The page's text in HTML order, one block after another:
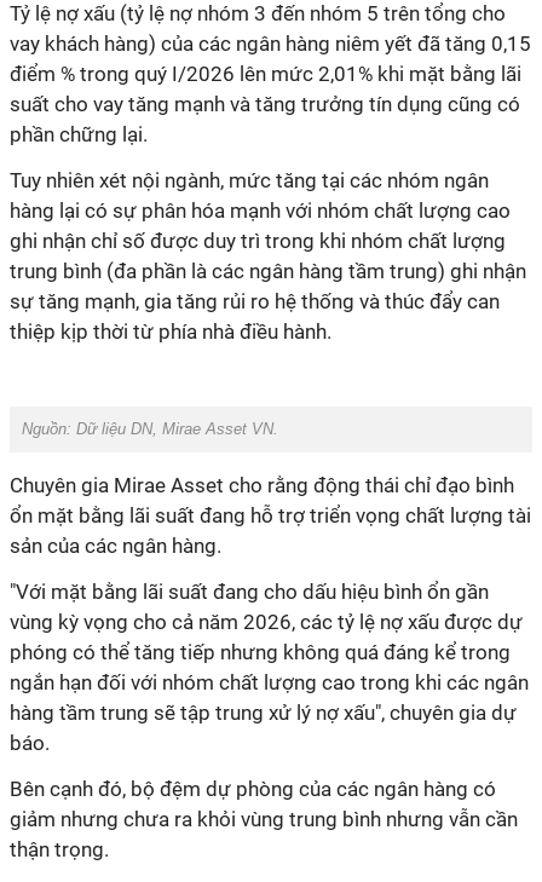
Tỷ lệ nợ xấu (tỷ lệ nợ nhóm 3 đến nhóm 5 trên tổng cho
vay khách hàng) của các ngân hàng niêm yết đã tăng 0,15
điểm % trong quý I/2026 lên mức 2,01% khi mặt bằng lãi
suất cho vay tăng mạnh và tăng trưởng tín dụng cũng có
phần chững lại.
Tuy nhiên xét nội ngành, mức tăng tại các nhóm ngân
hàng lại có sự phân hóa mạnh với nhóm chất lượng cao
ghi nhận chỉ số được duy trì trong khi nhóm chất lượng
trung bình (đa phần là các ngân hàng tầm trung) ghi nhận
sự tăng mạnh, gia tăng rủi ro hệ thống và thúc đẩy can
thiệp kịp thời từ phía nhà điều hành.
Nguồn: Dữ liệu DN, Mirae Asset VN.
Chuyên gia Mirae Asset cho rằng động thái chỉ đạo bình
ổn mặt bằng lãi suất đang hỗ trợ triển vọng chất lượng tài
sản của các ngân hàng.
"Với mặt bằng lãi suất đang cho dấu hiệu bình ổn gần
vùng kỳ vọng cho cả năm 2026, các tỷ lệ nợ xấu được dự
phóng có thể tăng tiếp nhưng không quá đáng kể trong
ngắn hạn đối với nhóm chất lượng cao trong khi các ngân
hàng tầm trung sẽ tập trung xử lý nợ xấu", chuyên gia dự
báo.
Bên cạnh đó, bộ đệm dự phòng của các ngân hàng có
giảm nhưng chưa ra khỏi vùng trung bình nhưng vẫn cần
thận trọng.